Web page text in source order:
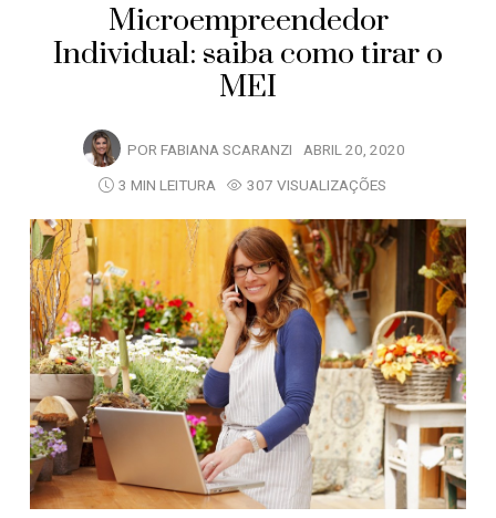
Microempreendedor
Individual: saiba como tirar o
MEI
POR FABIANA SCARANZI ABRIL 20, 2020
3 MIN LEITURA
307 VISUALIZAÇÕES